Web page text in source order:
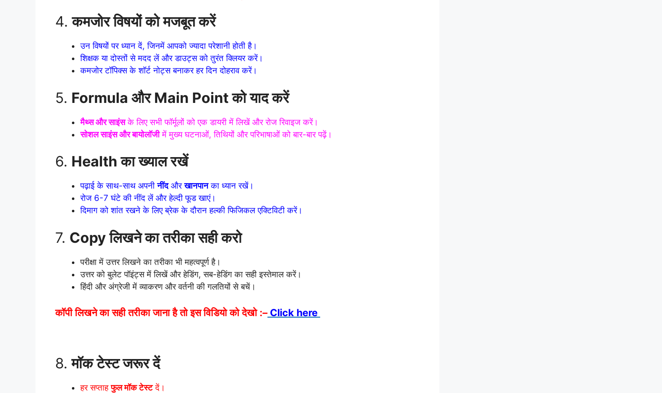
4.कमजोर विषयों को मजबूत करें
उन विषयों पर ध्यान दें, जिनमें आपको ज्यादा परेशानी होती है।
शिक्षक या दोस्तों से मदद लें और डाउट्स को तुरंत क्लियर करें।
कमजोर टॉपिक्स के शॉर्ट नोट्स बनाकर हर दिन दोहराव करें।
5. Formula और Main Point को याद करें
मैथ्स और साइंसके लिए सभी फॉर्मूलों को एक डायरी में लिखें और रोज रिवाइज करें।
सोशल साइंस और बायोलॉजीमें मुख्य घटनाओं, तिथियों और परिभाषाओं को बार-बार पढ़ें।
6. Health का ख्याल रखें
पढ़ाई के साथ-साथ अपनीनींदऔरखानपानका ध्यान रखें।
रोज 6-7 घंटे की नींद लें और हेल्दी फूड खाएं।
दिमाग को शांत रखने के लिए ब्रेक के दौरान हल्की फिजिकल एक्टिविटी करें।
7. Copy लिखने का तरीका सही करो
परीक्षा में उत्तर लिखने का तरीका भी महत्वपूर्ण है।
उत्तर को बुलेट पॉइंट्स में लिखें और हेडिंग, सब-हेडिंग का सही इस्तेमाल करें।
हिंदी और अंग्रेजी में व्याकरण और वर्तनी की गलतियों से बचें।
कॉपी लिखने का सही तरीका जाना है तो इस विडियो को देखो :– Click here
8.मॉक टेस्ट जरूर दें
हर सप्ताहफुल मॉक टेस्टदें।